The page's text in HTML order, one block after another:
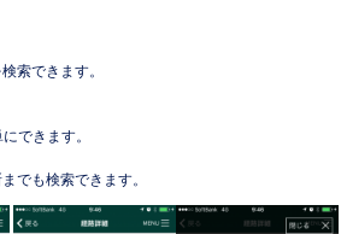
索できます。
できます。
でも検索できます。